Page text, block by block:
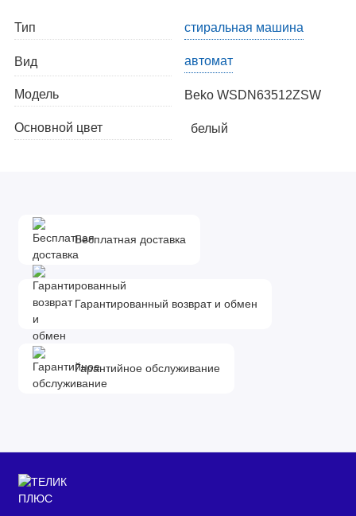
Тип стиральная машина
Вид автомат
Модель Beko WSDN63512ZSW
Основной цвет белый
Загрузка белья для стирки
и отжима
Объем барабана
люка
Угол открывания люка
Тепловой насос
Бесплатная доставка
Гарантированный возврат и обмен
Гарантийное обслуживание